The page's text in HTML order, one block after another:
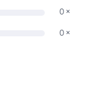
0 ×
0 ×